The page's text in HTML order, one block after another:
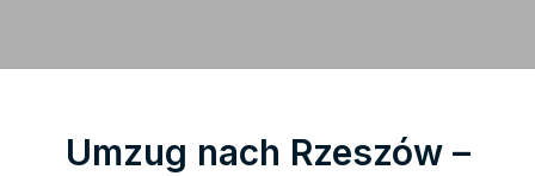
Umzug nach Rzeszów –